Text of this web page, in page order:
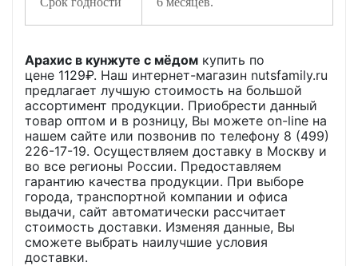
Арахис в кунжуте с мёдом купить по
цене 1129₽. Наш интернет-магазин nutsfamily.ru
предлагает лучшую стоимость на большой
ассортимент продукции. Приобрести данный
товар оптом и в розницу, Вы можете on-line на
нашем сайте или позвонив по телефону 8 (499)
226-17-19. Осуществляем доставку в Москву и
во все регионы России. Предоставляем
гарантию качества продукции. При выборе
города, транспортной компании и офиса
выдачи, сайт автоматически рассчитает
стоимость доставки. Изменяя данные, Вы
сможете выбрать наилучшие условия
доставки.